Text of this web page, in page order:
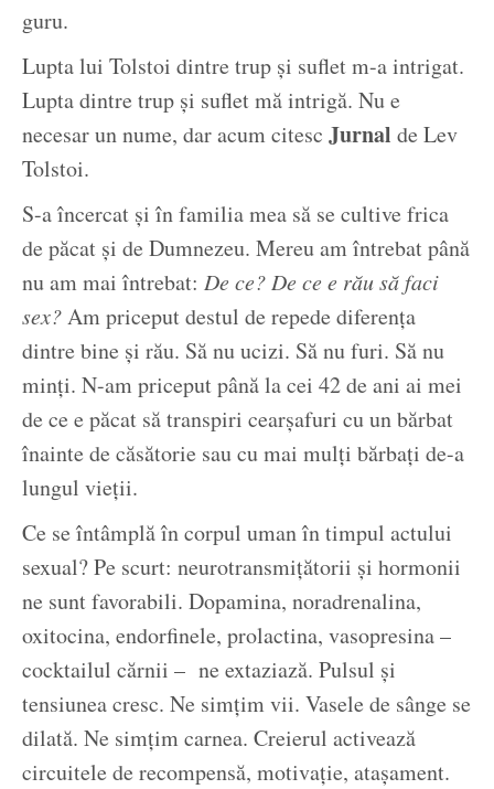
guru.
Lupta lui Tolstoi dintre trup și suflet m-a intrigat.
Lupta dintre trup și suflet mă intrigă. Nu e
necesar un nume, dar acum citesc Jurnal de Lev
Tolstoi.
S-a încercat și în familia mea să se cultive frica
de păcat și de Dumnezeu. Mereu am întrebat până
nu am mai întrebat: De ce?De ce e rău să faci
sex?Am priceput destul de repede diferența
dintre bine și rău. Să nu ucizi. Să nu furi. Să nu
minți. N-am priceput până la cei 42 de ani ai mei
de ce e păcat să transpiri cearșafuri cu un bărbat
înainte de căsătorie sau cu mai mulți bărbați de-a
lungul vieții.
Ce se întâmplă în corpul uman în timpul actului
sexual? Pe scurt: neurotransmițătorii și hormonii
ne sunt favorabili. Dopamina, noradrenalina,
oxitocina, endorfinele, prolactina, vasopresina –
cocktailul cărnii – ne extaziază. Pulsul și
tensiunea cresc. Ne simțim vii. Vasele de sânge se
dilată. Ne simțim carnea. Creierul activează
circuitele de recompensă, motivație, atașament.